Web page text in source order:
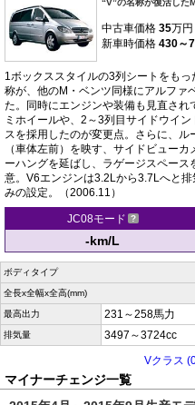
“V”の名称が復活した
中古車価格 35万円
新車時価格 430～
1ボックススタイルの3列シートをも
称が、他のM・ベンツ同様にアルファ
た。同時にエンジンや装備も見直さ
ミホイールや、2～3列目サイドウイ
スを採用したのが変更点。さらに、
（車体左前）を映す、サイドビュー
ーハングを延ばし、ラゲージスペー
意。V6エンジンは3.2Lから3.7Lへと
みの設定。（2006.11）
JC08モード
-km/L
ボディタイプ
全長x全幅x全高(mm)
最高出力 231～258馬力
排気量 3497～3724cc
Vクラス
マイナーチェンジ一覧